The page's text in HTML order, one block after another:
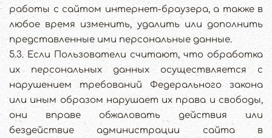
работы с сайтом интернет-браузера, а также в
любое время изменить, удалить или дополнить
представленные ими персональные данные.
5.3. Если Пользователи считают, что обработка
их персональных данных осуществляется с
нарушением требований Федерального закона
или иным образом нарушает их права и свободы,
они вправе обжаловать действия или
бездействие администрации сайта в